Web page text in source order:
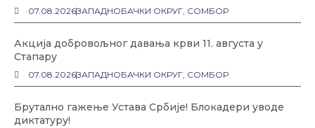
07.08.2026ЗАПАДНОБАЧКИ ОКРУГ, СОМБОР
Акција добровољног давања крви 11. августа у
Стапару
07.08.2026ЗАПАДНОБАЧКИ ОКРУГ, СОМБОР
Брутално гажење Устава Србије! Блокадери уводе
диктатуру!